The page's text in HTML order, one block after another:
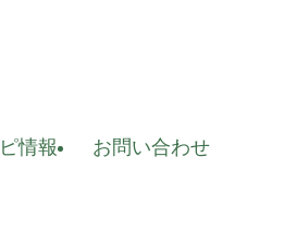
情報 お問い合わせ